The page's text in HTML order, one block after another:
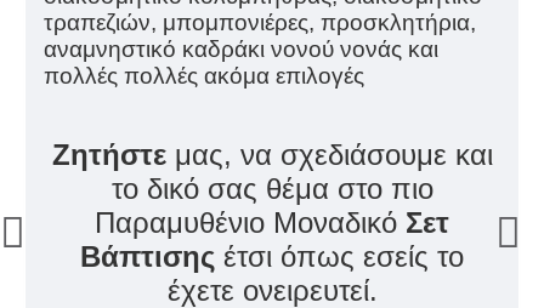
τραπεζιών, μπομπονιέρες, προσκλητήρια,
αναμνηστικό καδράκι νονού νονάς και
πολλές πολλές ακόμα επιλογές
Ζητήστεμας, να σχεδιάσουμε και
το δικό σας θέμα στο πιο
Παραμυθένιο Μοναδικό Σετ
Βάπτισης έτσι όπως εσείς το
έχετε ονειρευτεί.